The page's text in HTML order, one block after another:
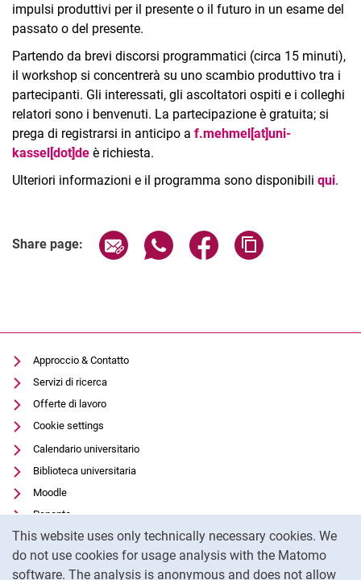
This website uses only technically necessary cookies. We
do not use cookies for usage analysis with the Matomo
software. The analysis is anonymous and does not allow
impulsi produttivi per il presente o il futuro in un esame del
passato o del presente.
Partendo da brevi discorsi programmatici (circa 15 minuti),
il workshop si concentrerà su uno scambio produttivo tra i
partecipanti. Gli interessati, gli ascoltatori ospiti e i colleghi
relatori sono i benvenuti. La partecipazione è gratuita; si
prega di registrarsi in anticipo a f.mehmel[at]uni-
kassel[dot]de è richiesta.
Ulteriori informazioni e il programma sono disponibili qui.
Share page: Share page via email
Share page via WhatsApp
Share page via
Approccio & Contatto
Servizi di ricerca
Offerte di lavoro
Cookie settings
Calendario universitario
Biblioteca universitaria
Moodle
Panopto
Protezione dei dati
Accessibilità